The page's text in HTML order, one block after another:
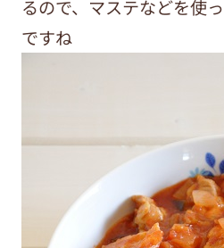
るので、マステなどを使
ですね